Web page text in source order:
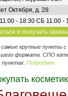
Октября, д. 28
- 18:30 СБ 11:00 -
и получать
крупные пункты
формата. СПО
Подробнее